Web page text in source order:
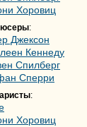
Хоровиц
:
Джексон
Кеннедy
Спилберг
Сперри
:
Хоровиц